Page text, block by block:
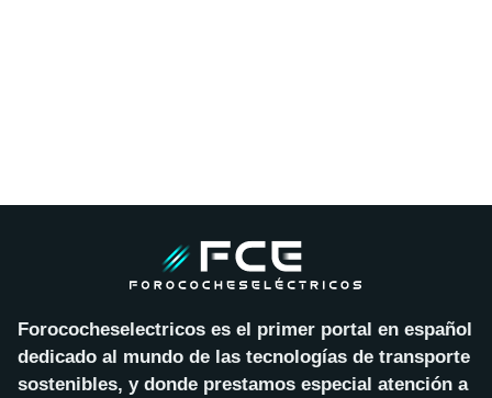
Forococheselectricos es el primer portal en español
dedicado al mundo de las tecnologías de transporte
sostenibles, y donde prestamos especial atención a